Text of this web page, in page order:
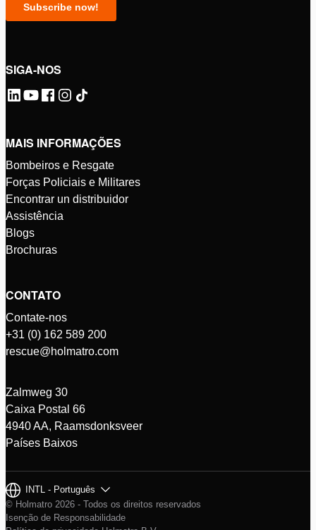
SIGA-NOS
MAIS INFORMAÇÕES
Bombeiros e Resgate
Forças Policiais e Militares
Encontrar un distribuidor
Assistência
Blogs
Brochuras
CONTATO
Contate-nos
+31 (0) 162 589 200
rescue@holmatro.com
Zalmweg 30
Caixa Postal 66
4940 AA, Raamsdonksveer
Países Baixos
INTL - Português
© Holmatro 2026 - Todos os direitos reservados
Isenção de Responsabilidade